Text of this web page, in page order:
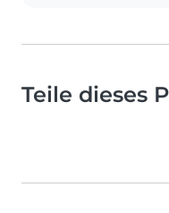
Teile dieses